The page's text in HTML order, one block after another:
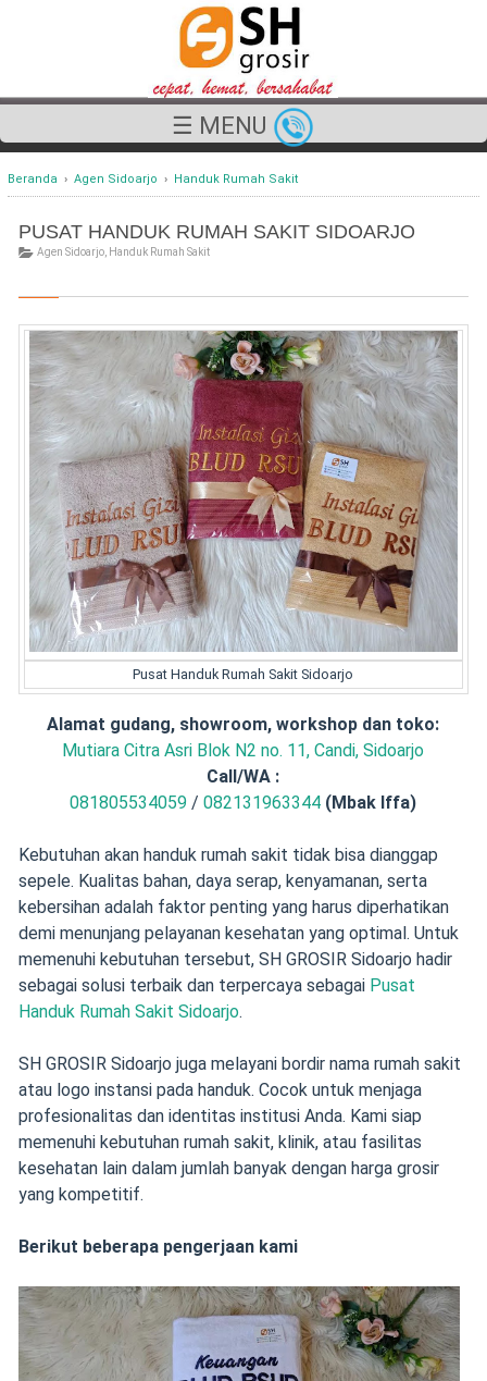
☰ MENU
Beranda › Agen Sidoarjo › Handuk Rumah Sakit
PUSAT HANDUK RUMAH SAKIT SIDOARJO
Agen Sidoarjo, Handuk Rumah Sakit
Pusat Handuk Rumah Sakit Sidoarjo
Alamat gudang, showroom, workshop dan toko:
Mutiara Citra Asri Blok N2 no. 11, Candi, Sidoarjo
Call/WA :
081805534059 /082131963344 (Mbak Iffa)
Kebutuhan akan handuk rumah sakit tidak bisa dianggap
sepele. Kualitas bahan, daya serap, kenyamanan, serta
kebersihan adalah faktor penting yang harus diperhatikan
demi menunjang pelayanan kesehatan yang optimal. Untuk
memenuhi kebutuhan tersebut, SH GROSIR Sidoarjo hadir
sebagai solusi terbaik dan terpercaya sebagai Pusat
Handuk Rumah Sakit Sidoarjo.
SH GROSIR Sidoarjo juga melayani bordir nama rumah sakit
atau logo instansi pada handuk. Cocok untuk menjaga
profesionalitas dan identitas institusi Anda. Kami siap
memenuhi kebutuhan rumah sakit, klinik, atau fasilitas
kesehatan lain dalam jumlah banyak dengan harga grosir
yang kompetitif.
Berikut beberapa pengerjaan kami